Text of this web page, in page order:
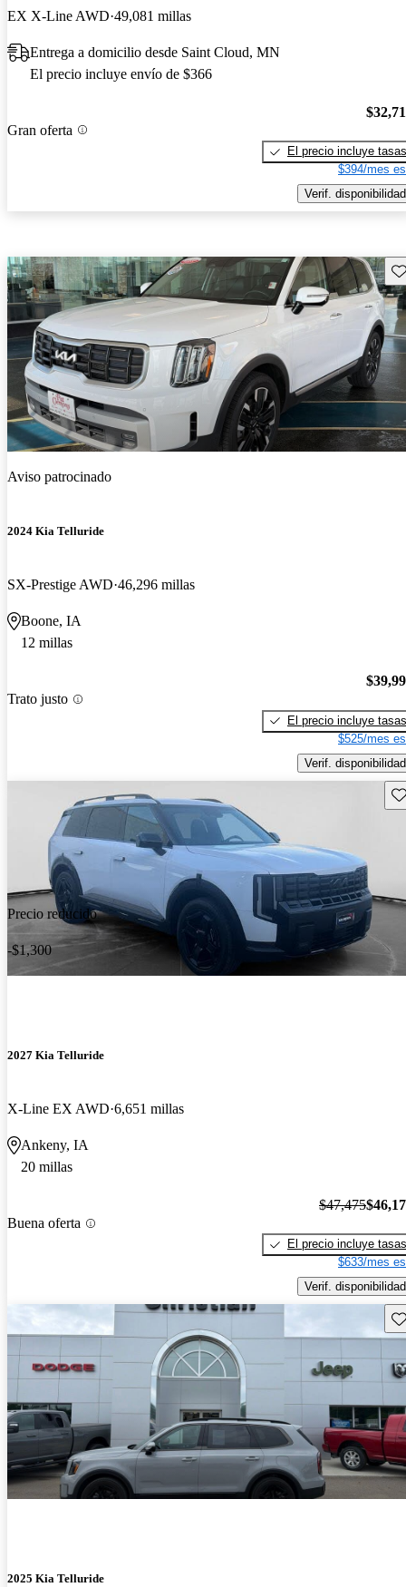
EX X-Line AWD 49,081 millas
Entrega a domicilio desde Saint Cloud, MN
El precio incluye envío de $366
Gran oferta
El precio incluye tasas
$394/mes
Verif. disponibilidad
Aviso patrocinado
2024 Kia Telluride
SX-Prestige AWD 46,296 millas
Boone, IA
12 millas
Trato justo
El precio incluye tasas
$525/mes
Verif. disponibilidad
Precio reducido
-$1,300
2027 Kia Telluride
X-Line EX AWD 6,651 millas
Ankeny, IA
20 millas
Buena oferta
$47,475
El precio incluye tasas
$633/mes
Verif. disponibilidad
2025 Kia Telluride